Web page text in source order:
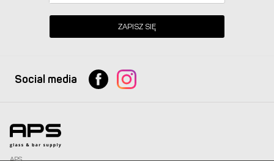
ZAPISZ SIĘ
Social media
APS